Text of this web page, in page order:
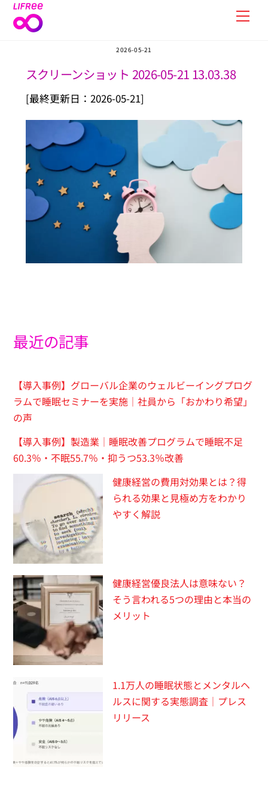
Skip
2026-05-21
スクリーンショット 2026-05-21 13.03.38
[最終更新日：2026-05-21]
最近の記事
【導入事例】グローバル企業のウェルビーイングプログ
ラムで睡眠セミナーを実施｜社員から「おかわり希望」
の声
【導入事例】製造業｜睡眠改善プログラムで睡眠不足
60.3％・不眠55.7％・抑うつ53.3％改善
健康経営の費用対効果とは？得
られる効果と見極め方をわかり
やすく解説
健康経営優良法人は意味ない？
そう言われる5つの理由と本当の
メリット
1.1万人の睡眠状態とメンタルヘ
ルスに関する実態調査｜プレス
リリース